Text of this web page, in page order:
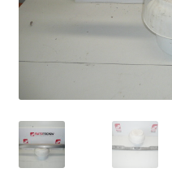
Panier
Plainte
Politique de confidentialité
Procédure de Réclamation